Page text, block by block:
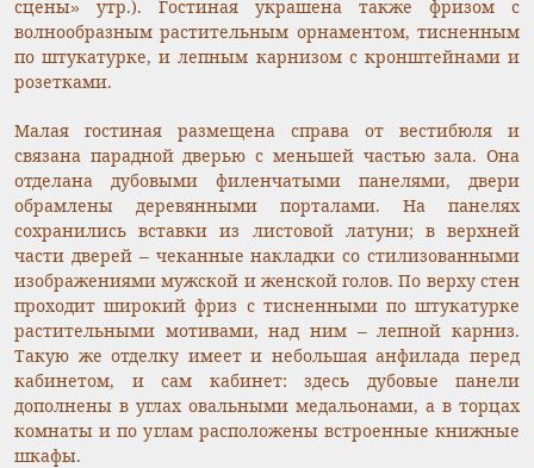
сцены» утр.). Гостиная украшена также фризом с
волнообразным растительным орнаментом, тисненным
по штукатурке, и лепным карнизом с кронштейнами и
розетками.
Малая гостиная размещена справа от вестибюля и
связана парадной дверью с меньшей частью зала. Она
отделана дубовыми филенчатыми панелями, двери
обрамлены деревянными порталами. На панелях
сохранились вставки из листовой латуни; в верхней
части дверей – чеканные накладки со стилизованными
изображениями мужской и женской голов. По верху стен
проходит широкий фриз с тисненными по штукатурке
растительными мотивами, над ним – лепной карниз.
Такую же отделку имеет и небольшая анфилада перед
кабинетом, и сам кабинет: здесь дубовые панели
дополнены в углах овальными медальонами, а в торцах
комнаты и по углам расположены встроенные книжные
шкафы.